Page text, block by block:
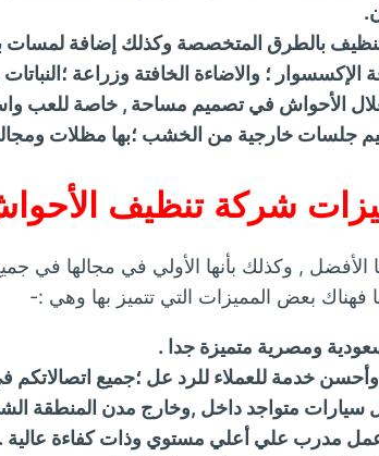
بالطرق المتخصصة وكذلك إضافة لمسات
الإكسسوار ؛ والاضاءة الخافتة وزراعة
الأحواش في تصميم مساحة , خاصة للعب
جلسات خارجية من الخشب ؛بها مظلات
شركة تنظيف
الأفضل , وكذلك بأنها الأولي في مجالها في
فهناك بعض المميزات التي تتميز بها وهي :-
سعودية ومصرية متميزة جدا .
وأحسن خدمة للعملاء للرد عل ؛جميع
سيارات متواجد داخل ,وخارج مدن المنطقة
عمل مدرب علي أعلي مستوي وذات كفاءة عالية .